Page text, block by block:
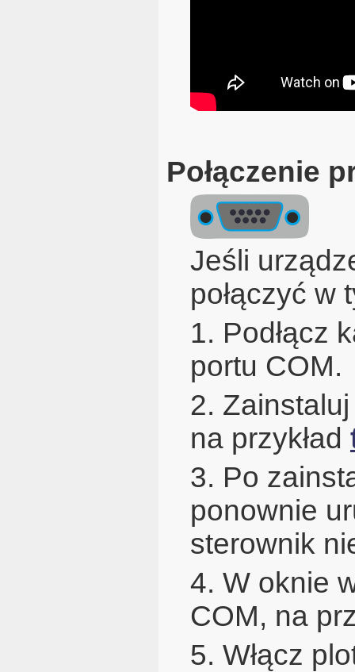
Połączenie
Jeśli
połączyć w
1. Podłącz
portu COM.
2.
na przykład
3. Po
ponownie
sterownik
4. W oknie
COM, na
5. Włącz